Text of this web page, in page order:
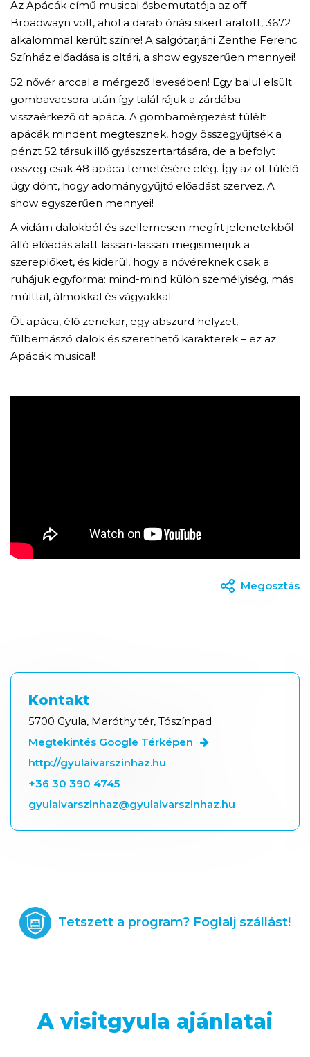
Az Apácák című musical ősbemutatója az off-
Broadwayn volt, ahol a darab óriási sikert aratott, 3672
alkalommal került színre! A salgótarjáni Zenthe Ferenc
Színház előadása is oltári, a show egyszerűen mennyei!
52 nővér arccal a mérgező levesében! Egy balul elsült
gombavacsora után így talál rájuk a zárdába
visszaérkező öt apáca. A gombamérgezést túlélt
apácák mindent megtesznek, hogy összegyűjtsék a
pénzt 52 társuk illő gyászszertartására, de a befolyt
összeg csak 48 apáca temetésére elég. Így az öt túlélő
úgy dönt, hogy adománygyűjtő előadást szervez. A
show egyszerűen mennyei!
A vidám dalokból és szellemesen megírt jelenetekből
álló előadás alatt lassan-lassan megismerjük a
szereplőket, és kiderül, hogy a nővéreknek csak a
ruhájuk egyforma: mind-mind külön személyiség, más
múlttal, álmokkal és vágyakkal.
Öt apáca, élő zenekar, egy abszurd helyzet,
fülbemászó dalok és szerethető karakterek – ez az
Apácák musical!
Megosztás
Kontakt
5700 Gyula, Maróthy tér, Tószínpad
Megtekintés Google Térképen
http://gyulaivarszinhaz.hu
+36 30 390 4745
gyulaivarszinhaz@gyulaivarszinhaz.hu
Tetszett a program? Foglalj szállást!
A visitgyula ajánlatai